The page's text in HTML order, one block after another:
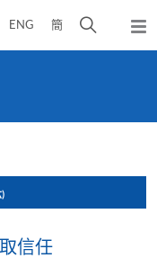
ENG 簡
開
彈
出
信任